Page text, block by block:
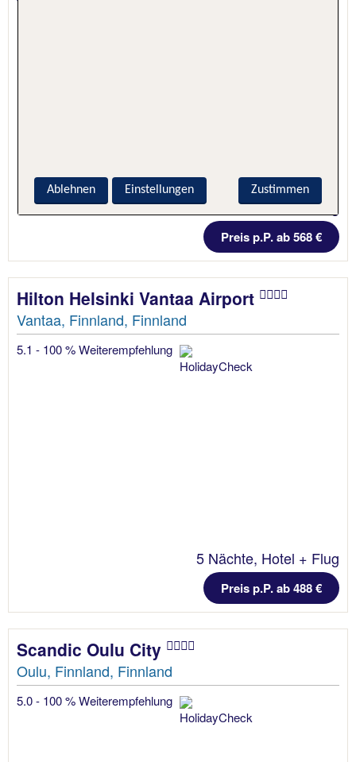
5 Nächte, Hotel + Flug
Preis p.P. ab 568 €
Hilton Helsinki Vantaa Airport
Vantaa, Finnland, Finnland
5.1 - 100 % Weiterempfehlung
5 Nächte, Hotel + Flug
Preis p.P. ab 488 €
Scandic Oulu City
Oulu, Finnland, Finnland
5.0 - 100 % Weiterempfehlung
Zustimmen
Ablehnen Einstellungen